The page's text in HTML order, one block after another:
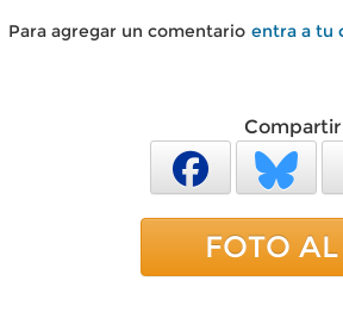
Para agregar un comentario entra a tu
FOTO